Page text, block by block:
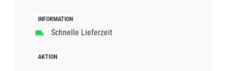
Schnelle Lieferzeit